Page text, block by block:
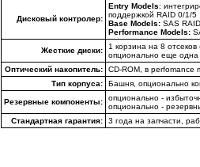
Дисковый контролер:
Entry Models:
поддержкой RAID 0/1/5
Base Models: SAS
Performance Models:
Жесткие диски: 1 корзина на 8 отсеков
опционально еще одна
Оптический накопитель:
CD-ROM, в perfomance
Тип корпуса:
Башня, опционально
Резервные компоненты:
опционально -
опционально -
Стандартная гарантия:
3 года на запчасти,